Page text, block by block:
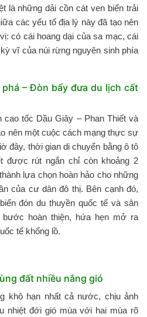
là những dải cồn cát ven biển trải
các yếu tố địa lý này đã tạo nên
có cái hoang dại của sa mạc, cái
vĩ của núi rừng nguyên sinh phía
– Đòn bẩy đưa du lịch cất
tốc Dầu Giây – Phan Thiết và
nên một cuộc cách mạng thực sự
đây, thời gian di chuyển bằng ô tô
được rút ngắn chỉ còn khoảng 2
lựa chọn hoàn hảo cho những
của cư dân đô thị. Bên cạnh đó,
đón du thuyền quốc tế và sân
bước hoàn thiện, hứa hẹn mở ra
tế khổng lồ.
đất nhiều nắng gió
khô hạn nhất cả nước, chịu ảnh
nhiệt đới gió mùa với hai mùa rõ